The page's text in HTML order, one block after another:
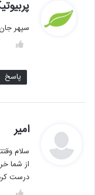
سپهر
پاسخ
امیر
ت
:
سلام
از شما
درست